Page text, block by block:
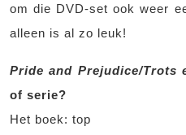
om die DVD-set ook weer
alleen is al zo leuk!
Pride and Prejudice/Trots
of serie?
Het boek: top